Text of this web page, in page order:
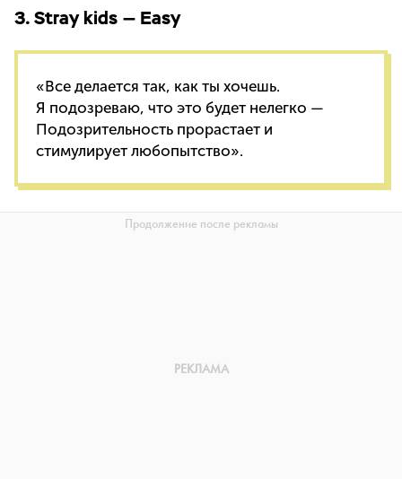
3. Stray kids — Easy
«Все делается так, как ты хочешь.
Я подозреваю, что это будет нелегко —
Подозрительность прорастает и
стимулирует любопытство».